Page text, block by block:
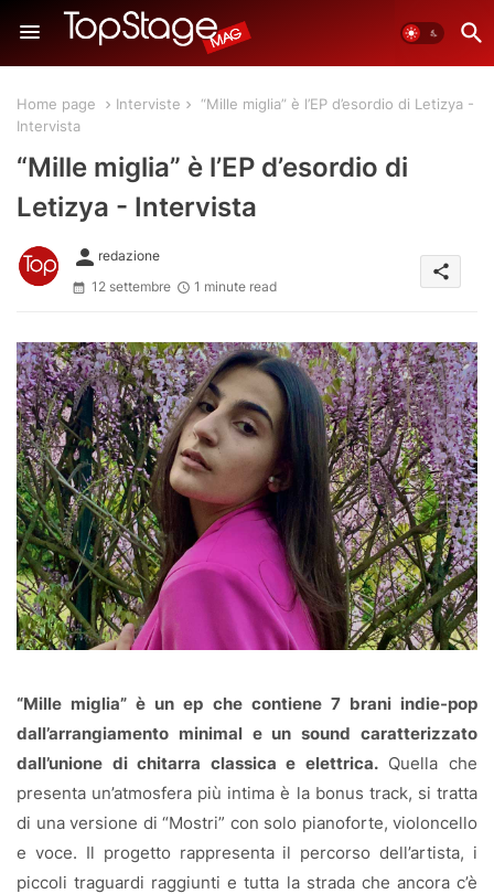
Home page Interviste
“Mille miglia” è l’EP d’esordio di Letizya -
Intervista
“Mille miglia” è l’EP d’esordio di
Letizya - Intervista
person redazione
12 settembre
1 minute read
share
“Mille miglia” è un ep che contiene 7 brani indie-pop
dall’arrangiamento minimal e un sound caratterizzato
dall’unione di chitarra classica e elettrica.Quella che
presenta un’atmosfera più intima è la bonus track, si tratta
di una versione di “Mostri” con solo pianoforte, violoncello
e voce. Il progetto rappresenta il percorso dell’artista, i
piccoli traguardi raggiunti e tutta la strada che ancora c’è